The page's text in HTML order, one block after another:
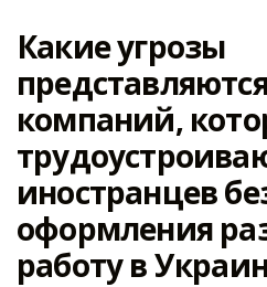
Какие угрозы
компаний,
иностранцев
оформления
работу в